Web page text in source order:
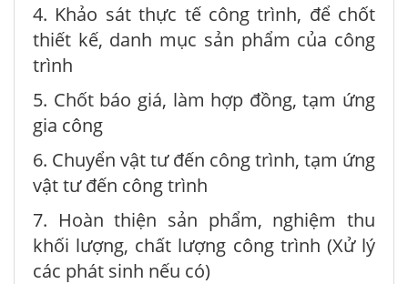
4. Khảo sát thực tế công trình, để chốt
thiết kế, danh mục sản phẩm của công
trình
5. Chốt báo giá, làm hợp đồng, tạm ứng
gia công
6. Chuyển vật tư đến công trình, tạm ứng
vật tư đến công trình
7. Hoàn thiện sản phẩm, nghiệm thu
khối lượng, chất lượng công trình (Xử lý
các phát sinh nếu có)